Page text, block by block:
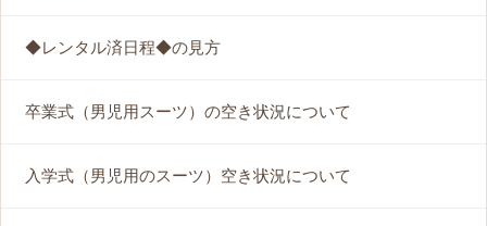
◆レンタル済日程◆の見方
卒業式（男児用スーツ）の空き状況について
入学式（男児用のスーツ）空き状況について